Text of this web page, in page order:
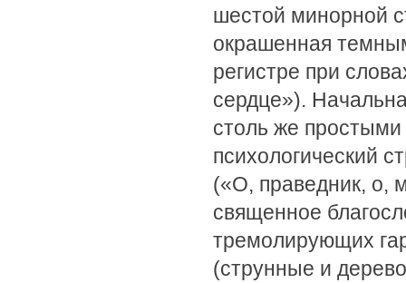
шестой минорной
окрашенная
регистре при
сердце»).
столь же
психологический
(«О, праведник, о,
священное
тремолирующих
(струнные и